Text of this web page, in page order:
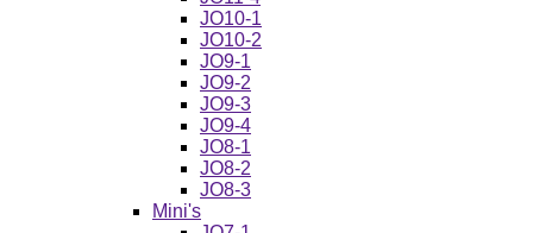
JO10-1
JO10-2
JO9-1
JO9-2
JO9-3
JO9-4
JO8-1
JO8-2
JO8-3
Mini's